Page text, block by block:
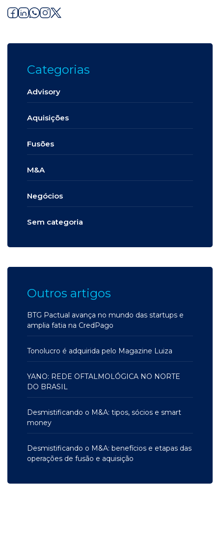
Categorias
Advisory
Aquisições
Fusões
M&A
Negócios
Sem categoria
Outros artigos
BTG Pactual avança no mundo das startups e
amplia fatia na CredPago
Tonolucro é adquirida pelo Magazine Luiza
YANO: REDE OFTALMOLÓGICA NO NORTE
DO BRASIL
Desmistificando o M&A: tipos, sócios e smart
money
Desmistificando o M&A: benefícios e etapas das
operações de fusão e aquisição